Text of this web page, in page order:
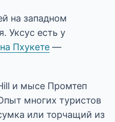
на западном
Уксус есть у
Пхукете —
и мысе Промтеп
многих туристов
или торчащий из